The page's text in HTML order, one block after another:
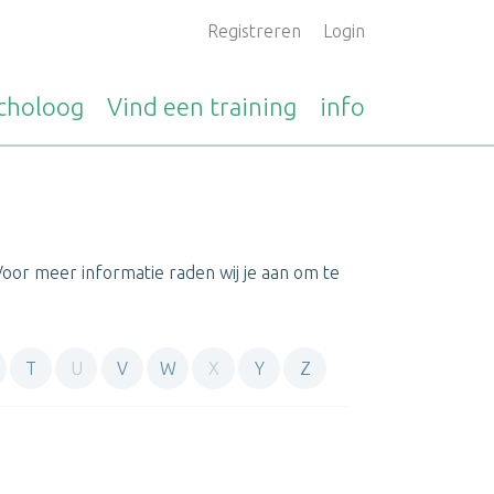
Registreren Login
Vind een training info
meer informatie raden wij je aan om te
T U V W X Y Z